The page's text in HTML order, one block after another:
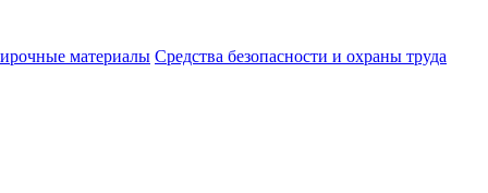
материалы Средства безопасности и охраны труда